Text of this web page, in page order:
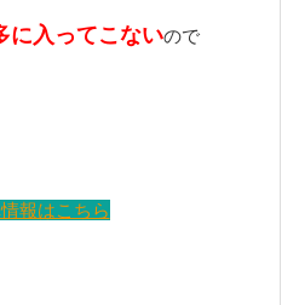
に入ってこないので
報はこちら